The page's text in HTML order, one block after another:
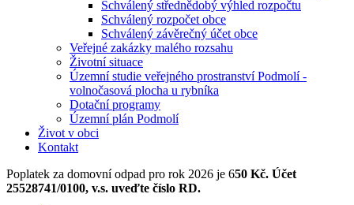
Schválený střednědobý výhled rozpočtu
Schválený rozpočet obce
Schválený závěrečný účet obce
Veřejné zakázky malého rozsahu
Životní situace
Územní studie veřejného prostranství Podmolí -
volnočasová plocha u rybníka
Dotační programy
Územní plán Podmolí
Život v obci
Kontakt
Poplatek za domovní odpad pro rok 2026 je 650 Kč. Účet
25528741/0100, v.s. uveďte číslo RD.